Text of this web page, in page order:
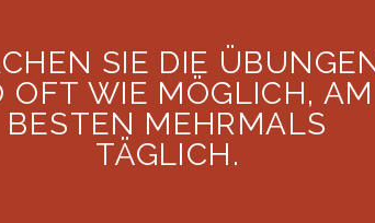
SIE DIE
OFT WIE MÖGLICH, AM
BESTEN MEHRMALS
TÄGLICH.